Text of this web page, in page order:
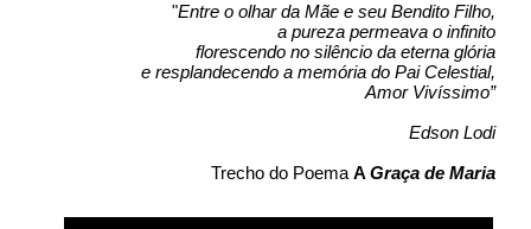
"Entre o olhar da Mãe e seu Bendito Filho,
a pureza permeava o infinito
florescendo no silêncio da eterna glória
e resplandecendo a memória do Pai Celestial,
Amor Vivíssimo”
Edson Lodi
Trecho do Poema A Graça de Maria